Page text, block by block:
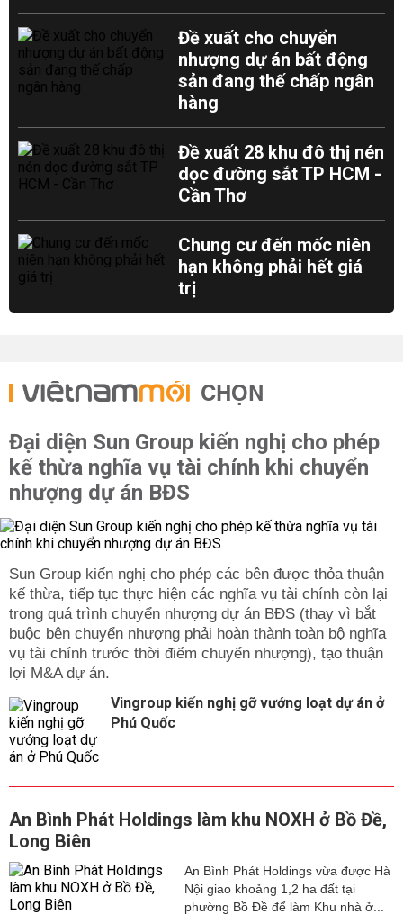
Đề xuất cho chuyển
nhượng dự án bất động
sản đang thế chấp ngân
hàng
Đề xuất 28 khu đô thị nén
dọc đường sắt TP HCM -
Cần Thơ
Chung cư đến mốc niên
hạn không phải hết giá
trị
CHỌN
Đại diện Sun Group kiến nghị cho phép
kế thừa nghĩa vụ tài chính khi chuyển
nhượng dự án BĐS
Sun Group kiến nghị cho phép các bên được thỏa thuận
kế thừa, tiếp tục thực hiện các nghĩa vụ tài chính còn lại
trong quá trình chuyển nhượng dự án BĐS (thay vì bắt
buộc bên chuyển nhượng phải hoàn thành toàn bộ nghĩa
vụ tài chính trước thời điểm chuyển nhượng), tạo thuận
lợi M&A dự án.
Vingroup kiến nghị gỡ vướng loạt dự án ở
Phú Quốc
An Bình Phát Holdings làm khu NOXH ở Bồ Đề,
Long Biên
An Bình Phát Holdings vừa được Hà
Nội giao khoảng 1,2 ha đất tại
phường Bồ Đề để làm Khu nhà ở...